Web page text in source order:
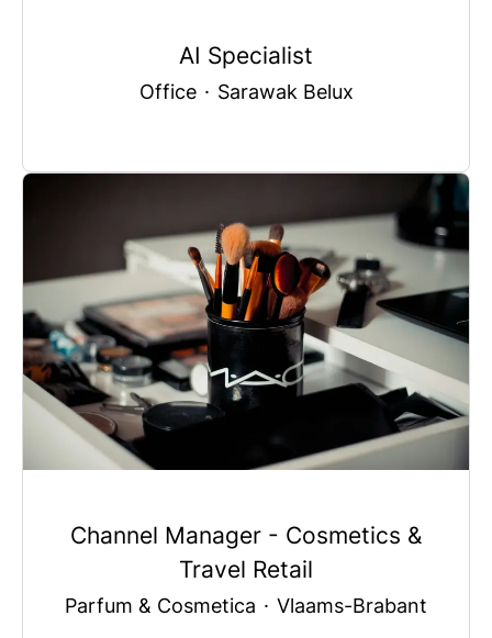
AI Specialist
Office · Sarawak Belux
Channel Manager - Cosmetics &
Travel Retail
Parfum & Cosmetica · Vlaams-Brabant